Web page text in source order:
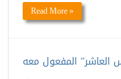
Read More »